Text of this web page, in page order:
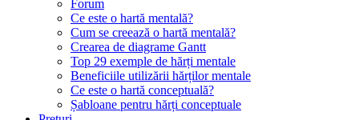
Forum
Ce este o hartă mentală?
Cum se creează o hartă mentală?
Crearea de diagrame Gantt
Top 29 exemple de hărți mentale
Beneficiile utilizării hărților mentale
Ce este o hartă conceptuală?
Șabloane pentru hărți conceptuale